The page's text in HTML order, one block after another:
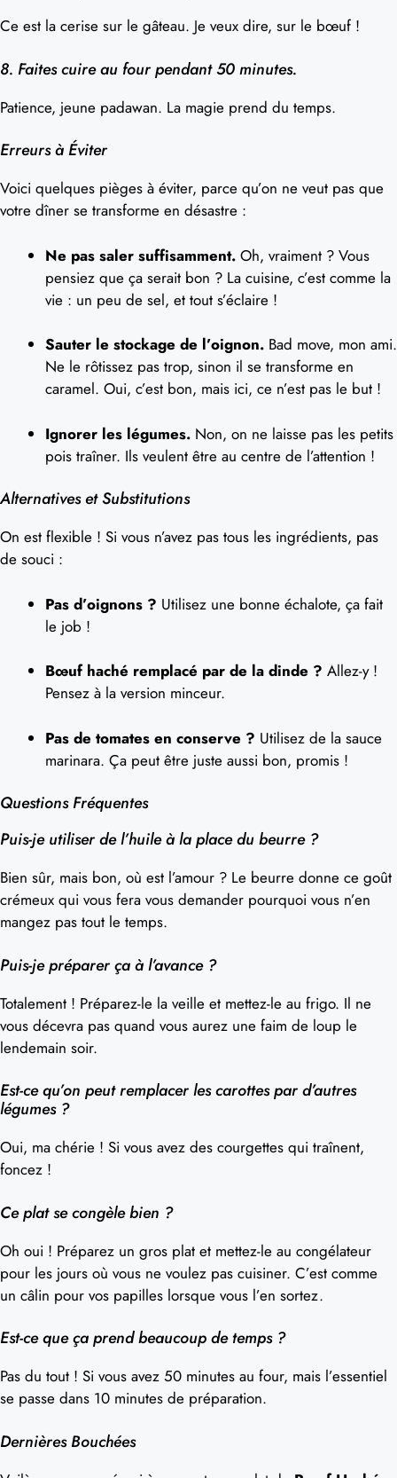
Ce est la cerise sur le gâteau. Je veux dire, sur le bœuf !
8. Faites cuire au four pendant 50 minutes.
Patience, jeune padawan. La magie prend du temps.
Erreurs à Éviter
Voici quelques pièges à éviter, parce qu’on ne veut pas que
votre dîner se transforme en désastre :
Ne pas saler suffisamment. Oh, vraiment ? Vous
pensiez que ça serait bon ? La cuisine, c’est comme la
vie : un peu de sel, et tout s’éclaire !
Sauter le stockage de l’oignon. Bad move, mon ami.
Ne le rôtissez pas trop, sinon il se transforme en
caramel. Oui, c’est bon, mais ici, ce n’est pas le but !
Ignorer les légumes. Non, on ne laisse pas les petits
pois traîner. Ils veulent être au centre de l’attention !
Alternatives et Substitutions
On est flexible ! Si vous n’avez pas tous les ingrédients, pas
de souci :
Pas d’oignons ? Utilisez une bonne échalote, ça fait
le job !
Bœuf haché remplacé par de la dinde ? Allez-y !
Pensez à la version minceur.
Pas de tomates en conserve ? Utilisez de la sauce
marinara. Ça peut être juste aussi bon, promis !
Questions Fréquentes
Puis-je utiliser de l’huile à la place du beurre ?
Bien sûr, mais bon, où est l’amour ? Le beurre donne ce goût
crémeux qui vous fera vous demander pourquoi vous n’en
mangez pas tout le temps.
Puis-je préparer ça à l’avance ?
Totalement ! Préparez-le la veille et mettez-le au frigo. Il ne
vous décevra pas quand vous aurez une faim de loup le
lendemain soir.
Est-ce qu’on peut remplacer les carottes par d’autres
légumes ?
Oui, ma chérie ! Si vous avez des courgettes qui traînent,
foncez !
Ce plat se congèle bien ?
Oh oui ! Préparez un gros plat et mettez-le au congélateur
pour les jours où vous ne voulez pas cuisiner. C’est comme
un câlin pour vos papilles lorsque vous l’en sortez.
Est-ce que ça prend beaucoup de temps ?
Pas du tout ! Si vous avez 50 minutes au four, mais l’essentiel
se passe dans 10 minutes de préparation.
Dernières Bouchées